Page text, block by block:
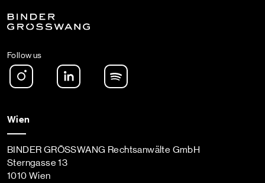
Follow us
Instagram LinkedIn
Wien
BINDER GRÖSSWANG Rechtsanwälte GmbH
Sterngasse 13
1010 Wien